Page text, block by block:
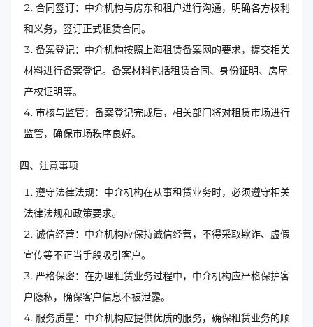
合同签订：中介机构与房东和租户进行沟通，明确各方权利
和义务，签订正式租赁合同。
备案登记：中介机构按照上海租赁备案网的要求，提交相关
材料进行备案登记。备案材料包括租赁合同、身份证明、房屋
产权证明等。
审核与监管：备案登记完成后，相关部门将对租赁市场进行
监管，确保市场秩序良好。
四、注意事项
遵守法律法规：中介机构在从事租赁业务时，必须遵守相关
法律法规和政策要求。
诚信经营：中介机构应保持诚信经营，不得采取欺诈、虚假
宣传等不正当手段吸引客户。
严格保密：在办理租赁业务过程中，中介机构应严格保护客
户隐私，确保客户信息不被泄露。
服务质量：中介机构应提供优质的服务，确保租赁业务的顺